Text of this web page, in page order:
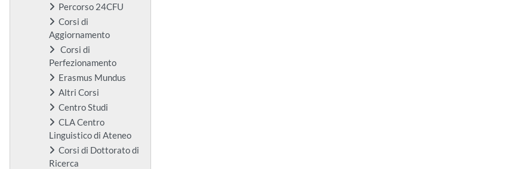
Percorso 24CFU
Corsi di
Aggiornamento
Corsi di
Perfezionamento
Erasmus Mundus
Altri Corsi
Centro Studi
CLA Centro
Linguistico di Ateneo
Corsi di Dottorato di
Ricerca